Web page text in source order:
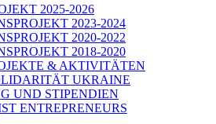
2025-2026
2023-2024
2020-2022
2018-2020
& AKTIVITÄTEN
UKRAINE
UND STIPENDIEN
ENTREPRENEURS